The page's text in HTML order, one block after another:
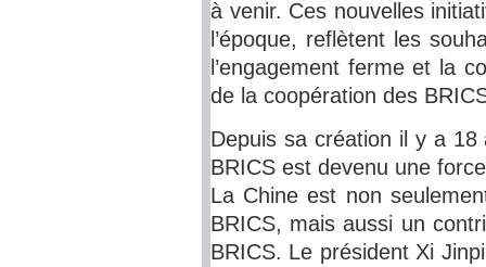
à venir. Ces nouvelles
l’époque, reflètent les
l’engagement ferme et la
de la coopération des
Depuis sa création il y a
BRICS est devenu une
La Chine est non
BRICS, mais aussi un
BRICS. Le président Xi